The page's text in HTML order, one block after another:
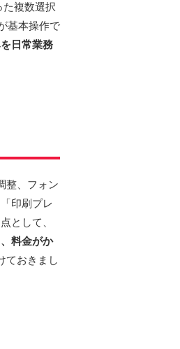
た複数選択
基本操作で
日常業務
整、フォン
印刷プレ
として、
料金がか
ておきまし